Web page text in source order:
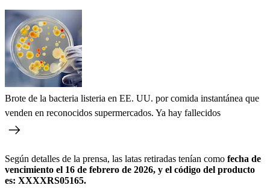
Brote de la bacteria listeria en EE. UU. por comida instantánea que
venden en reconocidos supermercados. Ya hay fallecidos
Según detalles de la prensa, las latas retiradas tenían como fecha de
vencimiento el 16 de febrero de 2026, y el código del producto
es: XXXXRS05165.